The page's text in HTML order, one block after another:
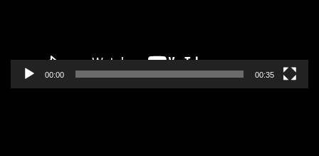
00:00 00:35